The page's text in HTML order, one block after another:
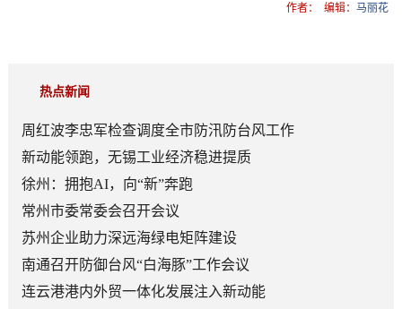
作者： 编辑：马丽花
热点新闻
周红波李忠军检查调度全市防汛防台风工作
新动能领跑，无锡工业经济稳进提质
徐州：拥抱AI，向“新”奔跑
常州市委常委会召开会议
苏州企业助力深远海绿电矩阵建设
南通召开防御台风“白海豚”工作会议
连云港港内外贸一体化发展注入新动能